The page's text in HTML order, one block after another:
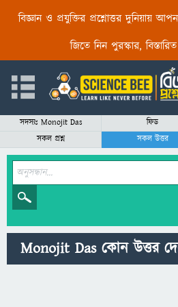
বিজ্ঞান ও প্রযুক্তির প্রশ্নোত্তর দুনিয়ায়
জিতে নিন পুরস্কার, বিস্তারিত
সদস্যঃ Monojit Das ফিড
সকল প্রশ্ন
সকল উত্তর
Monojit Das কোন উত্তর